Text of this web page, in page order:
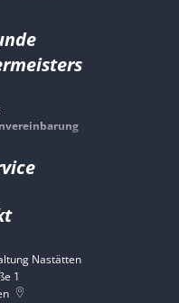
Nastätten
1